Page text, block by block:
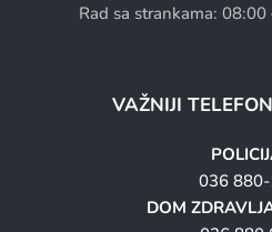
Rad sa strankama:
VAŽNIJI
036
DOM